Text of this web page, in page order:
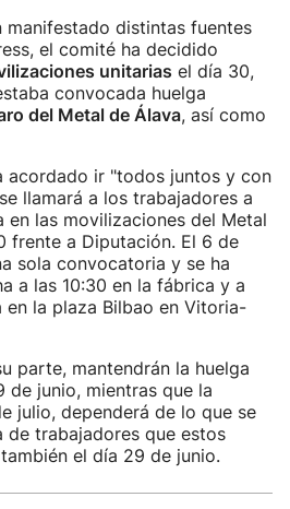
manifestado distintas fuentes
el comité ha decidido
unitarias el día 30,
convocada huelga
del Metal de Álava, así como
acordado ir "todos juntos y con
llamará a los trabajadores a
en las movilizaciones del Metal
frente a Diputación. El 6 de
sola convocatoria y se ha
a las 10:30 en la fábrica y a
en la plaza Bilbao en Vitoria-
parte, mantendrán la huelga
de junio, mientras que la
julio, dependerá de lo que se
de trabajadores que estos
el día 29 de junio.